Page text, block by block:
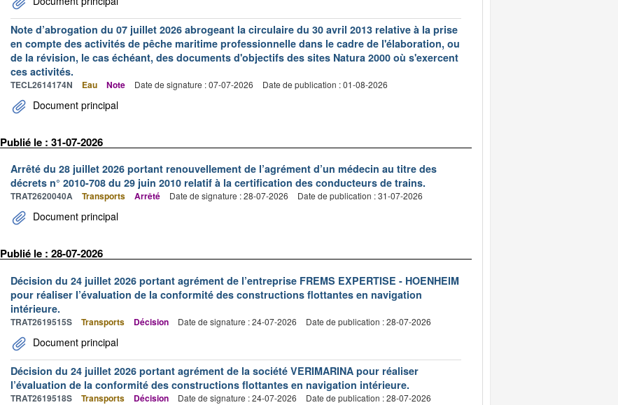
Note d’abrogation du 07 juillet 2026 abrogeant la circulaire du 30 avril 2013 relative à la prise
en compte des activités de pêche maritime professionnelle dans le cadre de l'élaboration, ou
de la révision, le cas échéant, des documents d'objectifs des sites Natura 2000 où s'exercent
ces activités.
TECL2614174N Eau Note Date de signature : 07-07-2026 Date de publication : 01-08-2026
Document principal
Publié le : 31-07-2026
Arrêté du 28 juillet 2026 portant renouvellement de l’agrément d’un médecin au titre des
décrets n° 2010-708 du 29 juin 2010 relatif à la certification des conducteurs de trains.
TRAT2620040A Transports Arrêté Date de signature : 28-07-2026 Date de publication : 31-07-2026
Document principal
Publié le : 28-07-2026
Décision du 24 juillet 2026 portant agrément de l’entreprise FREMS EXPERTISE - HOENHEIM
pour réaliser l’évaluation de la conformité des constructions flottantes en navigation
intérieure.
TRAT2619515S Transports Décision Date de signature : 24-07-2026 Date de publication : 28-07-2026
Document principal
Décision du 24 juillet 2026 portant agrément de la société VERIMARINA pour réaliser
l’évaluation de la conformité des constructions flottantes en navigation intérieure.
TRAT2619518S Transports Décision Date de signature : 24-07-2026 Date de publication : 28-07-2026